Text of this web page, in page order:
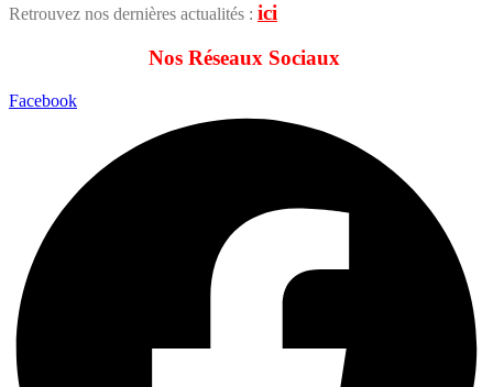
Retrouvez nos dernières actualités : ici
Nos Réseaux Sociaux
Facebook